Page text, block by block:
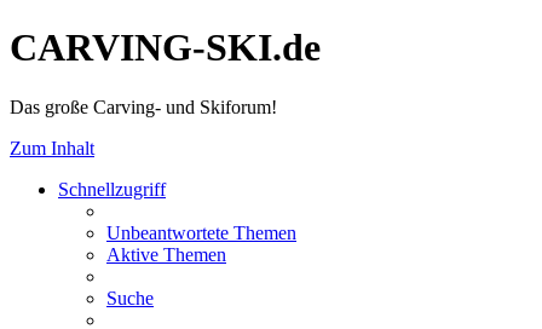
CARVING-SKI.de
Das große Carving- und Skiforum!
Zum Inhalt
Schnellzugriff
Unbeantwortete Themen
Aktive Themen
Suche